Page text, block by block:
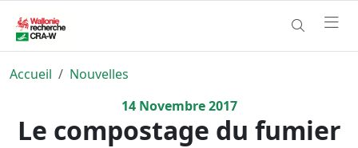
Accueil
Nouvelles
14Novembre2017
Le compostage du fumier